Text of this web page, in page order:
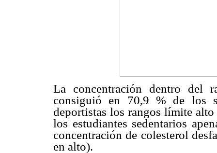
La concentración dentro del
consiguió en 70,9 % de los
deportistas los rangos límite
los estudiantes sedentarios
concentración de colesterol
en alto).